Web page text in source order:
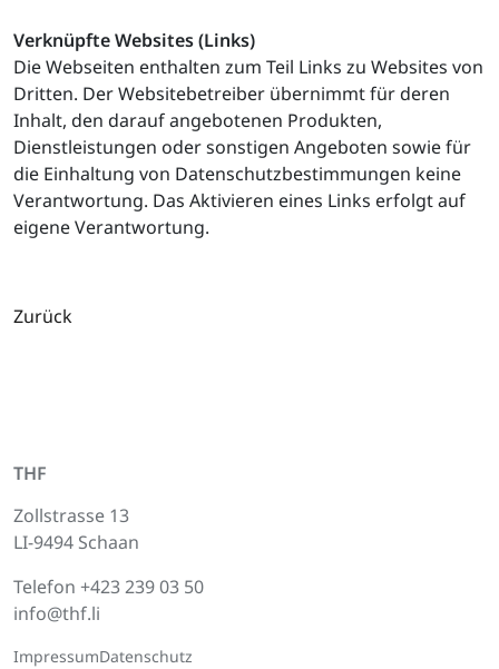
Verknüpfte Websites (Links)
Die Webseiten enthalten zum Teil Links zu Websites von
Dritten. Der Websitebetreiber übernimmt für deren
Inhalt, den darauf angebotenen Produkten,
Dienstleistungen oder sonstigen Angeboten sowie für
die Einhaltung von Datenschutzbestimmungen keine
Verantwortung. Das Aktivieren eines Links erfolgt auf
eigene Verantwortung.
Zurück
THF
Zollstrasse 13
LI-9494 Schaan
Telefon +423 239 03 50
info@thf.li
ImpressumDatenschutz